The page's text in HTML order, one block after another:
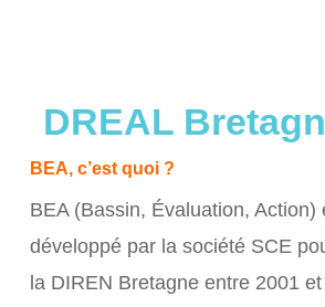
DREAL
BEA, c’est quoi ?
BEA (Bassin, Évaluation, Action)
développé par la société SCE
la DIREN Bretagne entre 2001